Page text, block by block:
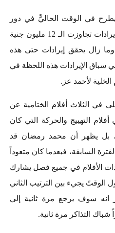
في الوقت الحاليًّ في دور
العرض المصرية والذي أحرز إيرادات تجاوزت الـ 12 مليون جنية
وما زال يحقق إيرادات حتى هذه
سباق الإيرادات هذه اللحظة في
لأحمد عز.
في الثلاث أفلام الختامية عن
التهييج والحركة التي كان
بل يظهر أن محمد رمضان قد
السابقة، فبعدما كان متعوداً
الأفلام في جميع فصل يشارك
الوقتً يجيء بين الترتيب الثاني
انه سوف يرجع مرة ثانية إلي
التذاكر مرة ثانية.